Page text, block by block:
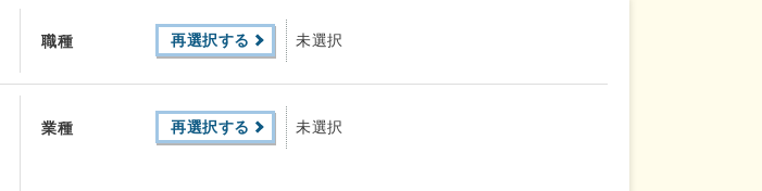
職種 再選択する 未選択
業種 再選択する 未選択